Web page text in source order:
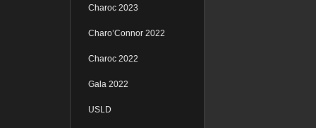
Charoc 2023
Charo’Connor 2022
Charoc 2022
Gala 2022
USLD